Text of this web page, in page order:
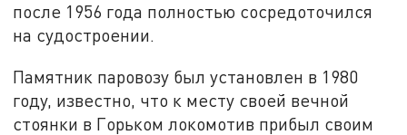
после 1956 года полностью сосредоточился
на судостроении.
Памятник паровозу был установлен в 1980
году, известно, что к месту своей вечной
стоянки в Горьком локомотив прибыл своим